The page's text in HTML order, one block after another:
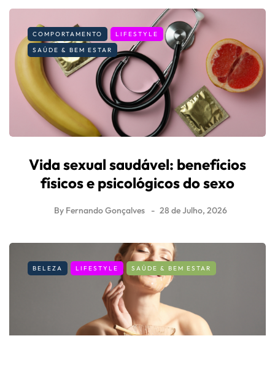
COMPORTAMENTO
LIFESTYLE
SAÚDE & BEM ESTAR
Vida sexual saudável: benefícios
físicos e psicológicos do sexo
By Fernando Gonçalves 28 de Julho, 2026
BELEZA LIFESTYLE SAÚDE & BEM ESTAR